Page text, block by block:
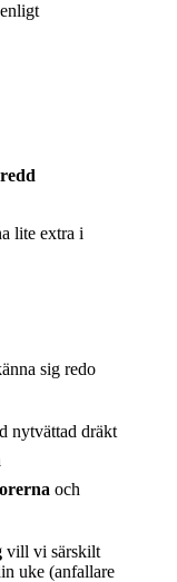
enligt
lite extra i
sig redo
nytvättad dräkt
och
vill vi särskilt
uke (anfallare